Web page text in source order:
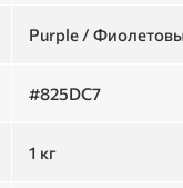
Purple /
#825DC7
1 кг